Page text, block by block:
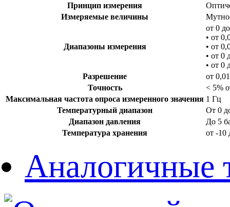
Принцип измерения
Измеряемые величины
Диапазоны измерения
от 0
• от
• от
• от 0
• от 0
Разрешение
от
Точность
< 5%
Максимальная частота опроса измеренного значения 1 Гц
Температурный диапазон
От 0
Диапазон давления
До 5
Температура хранения
от -10
Аналогичные